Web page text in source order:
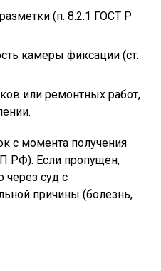
(п. 8.2.1 ГОСТ Р
камеры фиксации (ст.
или ремонтных работ,
с момента получения
РФ). Если пропущен,
через суд с
причины (болезнь,